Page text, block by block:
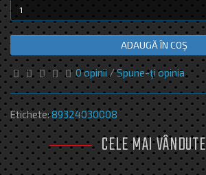
ADAUGĂ ÎN COŞ
0 opinii /Spune-ţi opinia
Etichete:89324030008
CELE MAI VÂNDUTE